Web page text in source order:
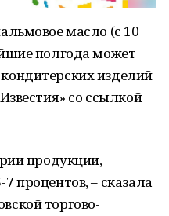
масло (с 10
полгода может
изделий
со ссылкой
продукции,
процентов, – сказала
торгово-